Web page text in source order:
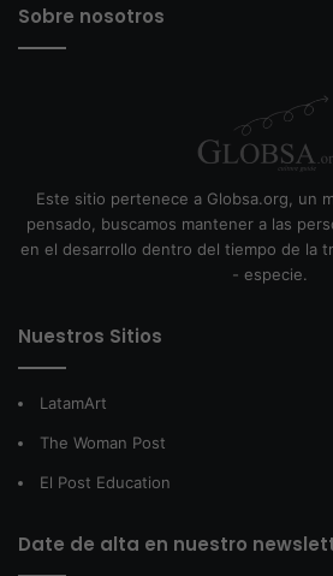
Sobre nosotros
Este sitio pertenece a Globsa.org, un
pensado, buscamos mantener a las
en el desarrollo dentro del tiempo de la
- especie.
Nuestros Sitios
LatamArt
The Woman Post
El Post Education
Date de alta en nuestro